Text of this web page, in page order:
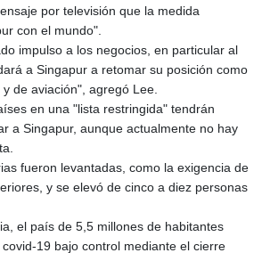
por televisión que la medida
con el mundo".
impulso a los negocios, en particular al
a Singapur a retomar su posición como
de aviación", agregó Lee.
en una "lista restringida" tendrán
a Singapur, aunque actualmente no hay
fueron levantadas, como la exigencia de
y se elevó de cinco a diez personas
el país de 5,5 millones de habitantes
19 bajo control mediante el cierre